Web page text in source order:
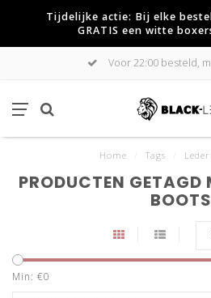
Tijdelijke actie: Bij elke
GRATIS een witte
Voor 22:00 besteld,
Home Tags
PRODUCTEN GETAGD
BOOTS
Min: €0